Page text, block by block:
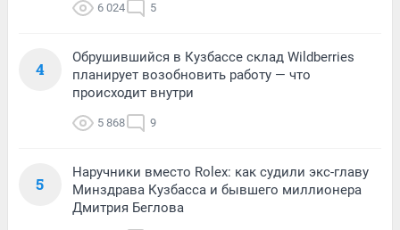
6 024 5
4
Обрушившийся в Кузбассе склад Wildberries
планирует возобновить работу — что
происходит внутри
5 868 9
5
Наручники вместо Rolex: как судили экс-главу
Минздрава Кузбасса и бывшего миллионера
Дмитрия Беглова